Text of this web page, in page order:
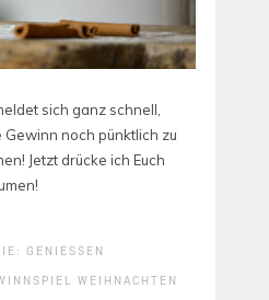
sich ganz schnell,
noch pünktlich zu
Jetzt drücke ich Euch
GENIESSEN
WEIHNACHTEN